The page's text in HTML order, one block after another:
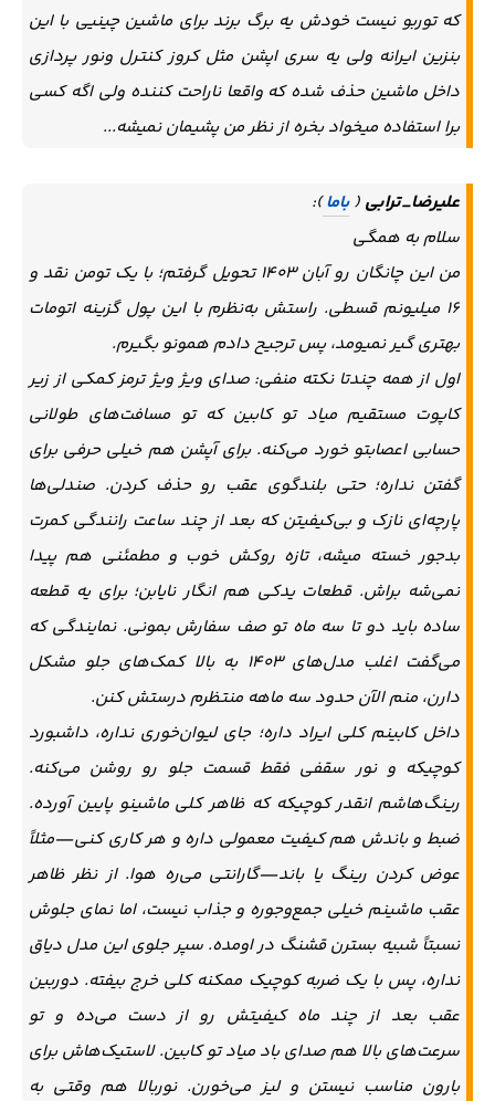
که توربو نیست خودش یه برگ برند برای ماشین چینیی با این
بنزین ایرانه ولی یه سری اپشن مثل کروز کنترل ونور پردازی
داخل ماشین حذف شده که واقعا ناراحت کننده ولی اگه کسی
برا استفاده میخواد بخره از نظر من پشیمان نمیشه...
علیرضا_ترابی (باما):
سلام به همگی
من این چانگان رو آبان ۱۴۰۳ تحویل گرفتم؛ با یک تومن نقد و
۱۶ میلیونم قسطی. راستش به‌نظرم با این پول گزینه اتومات
بهتری گیر نمیومد، پس ترجیح دادم همونو بگیرم.
اول از همه چندتا نکته منفی: صدای ویژ ویژ ترمز کمکی از زیر
کاپوت مستقیم میاد تو کابین که تو مسافت‌های طولانی
حسابی اعصابتو خورد می‌کنه. برای آپشن هم خیلی حرفی برای
گفتن نداره؛ حتی بلندگوی عقب رو حذف کردن. صندلی‌ها
پارچه‌ای نازک و بی‌کیفیتن که بعد از چند ساعت رانندگی کمرت
بدجور خسته میشه، تازه روکش خوب و مطمئنی هم پیدا
نمی‌شه براش. قطعات یدکی هم انگار نایابن؛ برای یه قطعه
ساده باید دو تا سه ماه تو صف سفارش بمونی. نمایندگی که
می‌گفت اغلب مدل‌های ۱۴۰۳ به بالا کمک‌های جلو مشکل
دارن، منم الآن حدود سه ماهه منتظرم درستش کنن.
داخل کابینم کلی ایراد داره؛ جای لیوان‌خوری نداره، داشبورد
کوچیکه و نور سقفی فقط قسمت جلو رو روشن می‌کنه.
رینگ‌هاشم انقدر کوچیکه که ظاهر کلی ماشینو پایین آورده.
ضبط و باندش هم کیفیت معمولی داره و هر کاری کنی—مثلاً
عوض کردن رینگ یا باند—گارانتی می‌ره هوا. از نظر ظاهر
عقب ماشینم خیلی جمع‌وجوره و جذاب نیست، اما نمای جلوش
نسبتاً شبیه بسترن قشنگ در اومده. سپر جلوی این مدل دیاق
نداره، پس با یک ضربه کوچیک ممکنه کلی خرج بیفته. دوربین
عقب بعد از چند ماه کیفیتش رو از دست می‌ده و تو
سرعت‌های بالا هم صدای باد میاد تو کابین. لاستیک‌هاش برای
بارون مناسب نیستن و لیز می‌خورن. نوربالا هم وقتی به